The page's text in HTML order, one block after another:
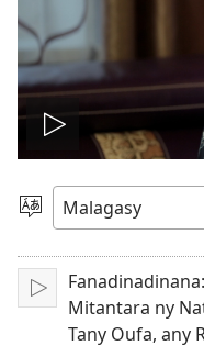
Handefa
video
Hifidy
Fiteny
Handefa
Mitantara ny
Tany Oufa, any